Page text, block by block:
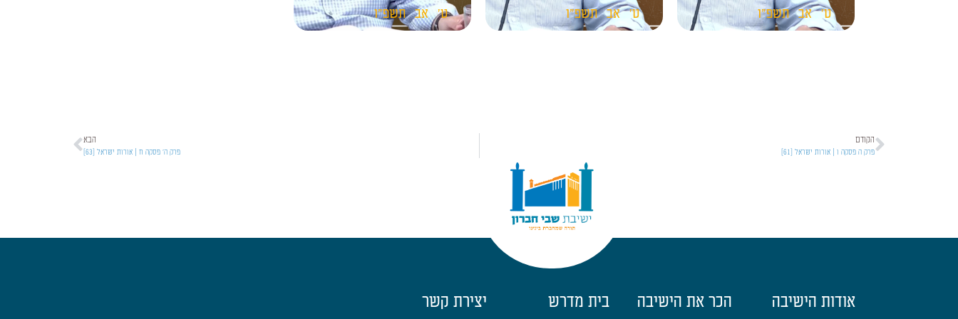
ט' אב תשפ"ו ט' אב תשפ"ו ט' אב תשפ"ו
הקודם
פרק ה פסקה ו | אורות ישראל [61]
הבא
פרק ה' פסקה ח | אורות ישראל [63]
אודות הישיבה הכר את הישיבה בית מדרש יצירת קשר